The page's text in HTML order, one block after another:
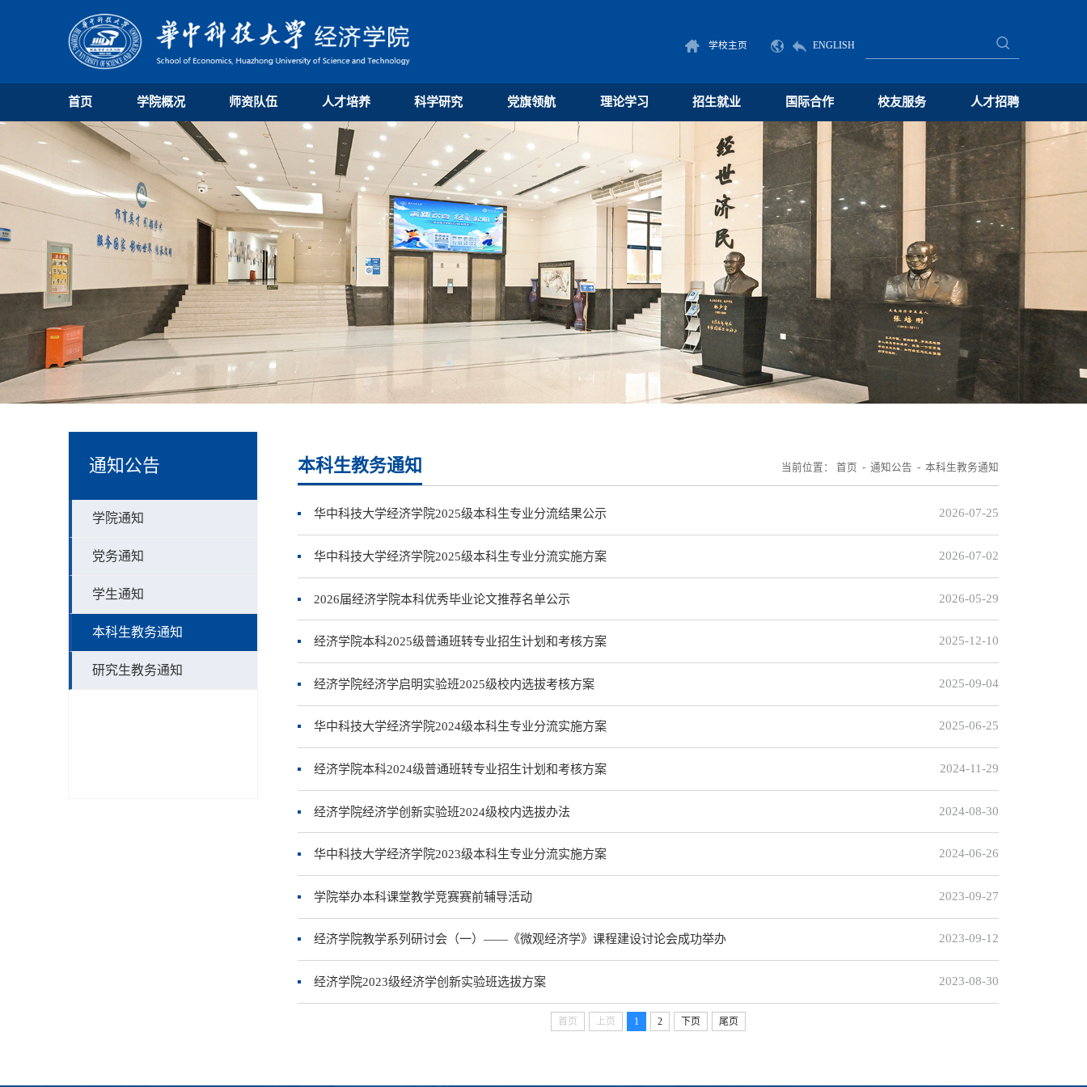
学校主页 ENGLISH
首页 学院概况 师资队伍 人才培养 科学研究 党旗领航 理论学习 招生就业 国际合作 校友服务 人才招聘
通知公告
学院通知
党务通知
学生通知
本科生教务通知
研究生教务通知
本科生教务通知 当前位置： 首页 - 通知公告 - 本科生教务通知
华中科技大学经济学院2025级本科生专业分流结果公示 2026-07-25
华中科技大学经济学院2025级本科生专业分流实施方案 2026-07-02
2026届经济学院本科优秀毕业论文推荐名单公示 2026-05-29
经济学院本科2025级普通班转专业招生计划和考核方案 2025-12-10
经济学院经济学启明实验班2025级校内选拔考核方案 2025-09-04
华中科技大学经济学院2024级本科生专业分流实施方案 2025-06-25
经济学院本科2024级普通班转专业招生计划和考核方案 2024-11-29
经济学院经济学创新实验班2024级校内选拔办法 2024-08-30
华中科技大学经济学院2023级本科生专业分流实施方案 2024-06-26
学院举办本科课堂教学竞赛赛前辅导活动 2023-09-27
经济学院教学系列研讨会（一）——《微观经济学》课程建设讨论会成功举办 2023-09-12
经济学院2023级经济学创新实验班选拔方案 2023-08-30
首页 上页 1 2 下页 尾页